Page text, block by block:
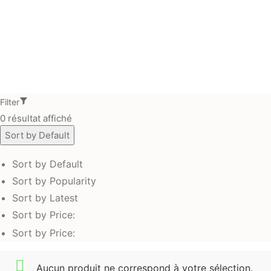
Filter
0 résultat affiché
Sort by Default
Sort by Default
Sort by Popularity
Sort by Latest
Sort by Price:
Sort by Price:
Aucun produit ne correspond à votre sélection.